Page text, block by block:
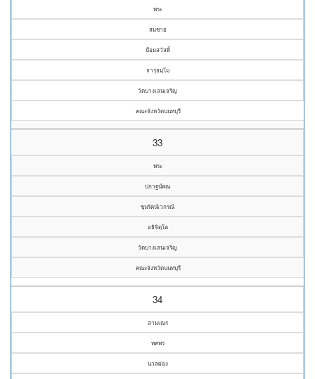
พระ
สมชาย
ป้อมสวัสดิ์
จารุธมฺโม
วัดบางเลนเจริญ
คณะจังหวัดนนทบุรี
33
พระ
ปกาฐน์พณ
ขุนรัตน์เวกรณ์
อธิจิตฺโต
วัดบางเลนเจริญ
คณะจังหวัดนนทบุรี
34
สามเณร
ทศพร
นวลผ่อง